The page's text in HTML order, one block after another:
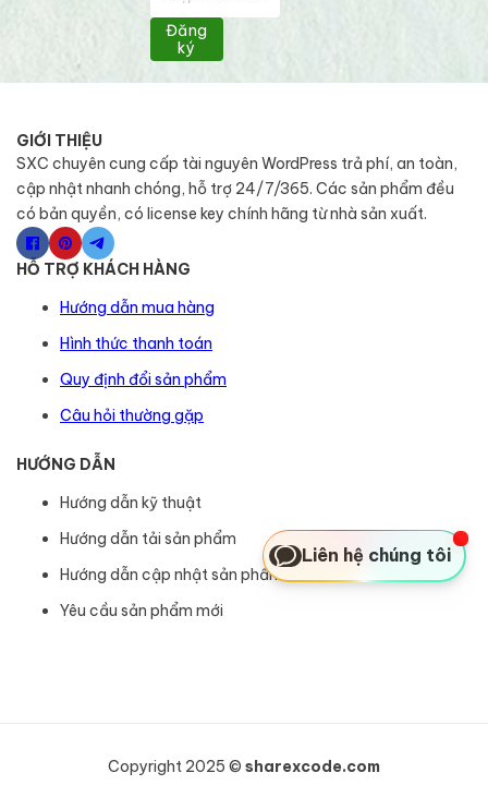
Đăng
ký
GIỚI THIỆU
SXC chuyên cung cấp tài nguyên WordPress trả phí, an toàn,
cập nhật nhanh chóng, hỗ trợ 24/7/365. Các sản phẩm đều
có bản quyền, có license key chính hãng từ nhà sản xuất.
HỖ TRỢ KHÁCH HÀNG
Hướng dẫn mua hàng
Hình thức thanh toán
Quy định đổi sản phẩm
Câu hỏi thường gặp
HƯỚNG DẪN
Hướng dẫn kỹ thuật
Hướng dẫn tải sản phẩm
Hướng dẫn cập nhật sản phẩm
Yêu cầu sản phẩm mới
Copyright 2025 © sharexcode.com
Liên hệ chúng tôi